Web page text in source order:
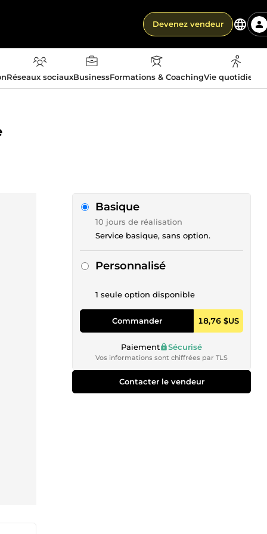
Devenez vendeur
Réseaux sociauxBusinessFormations & CoachingVie
Basique
10 jours de réalisation
Service basique, sans option.
Personnalisé
1 seule option disponible
Commander 18,76 $US
Paiement Sécurisé
Vos informations sont chiffrées par TLS
Contacter le vendeur